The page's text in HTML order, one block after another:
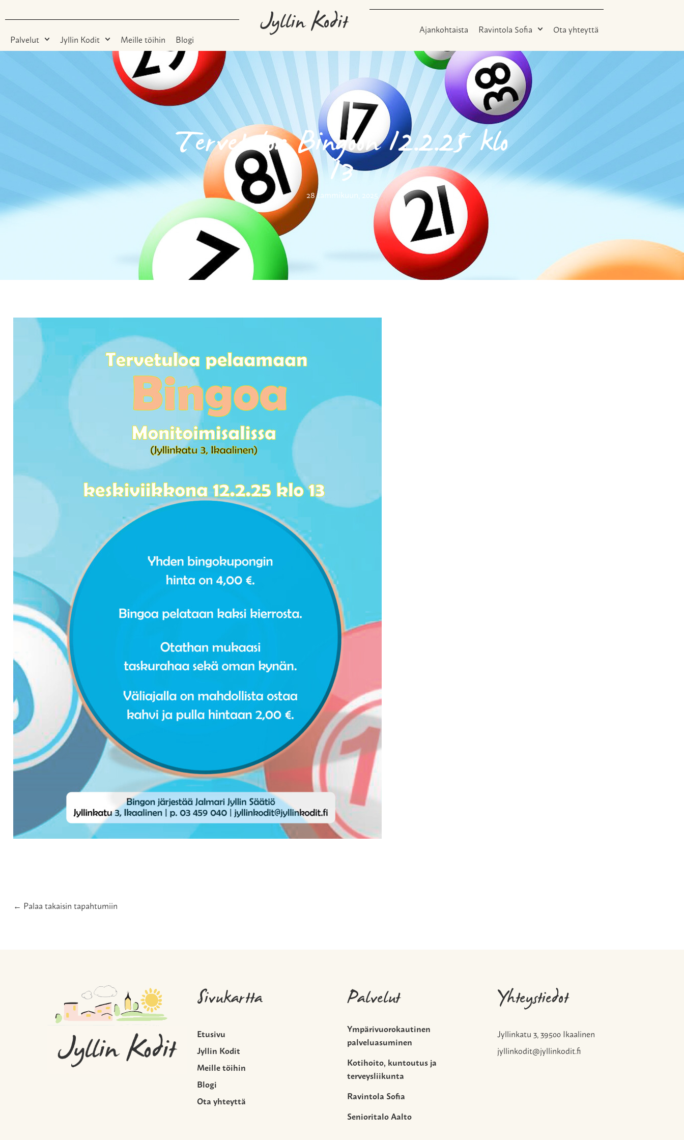
Palvelut Jyllin Kodit Meille töihin Blogi Jyllin Kodit Ajankohtaista Ravintola Sofia Ota yhteyttä
Tervetuloa Bingoon 12.2.25 klo
13
28 tammikuun, 2025
← Palaa takaisin tapahtumiin
Sivukartta
Etusivu
Jyllin Kodit
Meille töihin
Blogi
Ota yhteyttä
Palvelut
Ympärivuorokautinen
palveluasuminen
Kotihoito, kuntoutus ja
terveysliikunta
Ravintola Sofia
Senioritalo Aalto
Yhteystiedot
Jyllinkatu 3, 39500 Ikaalinen
jyllinkodit@jyllinkodit.fi